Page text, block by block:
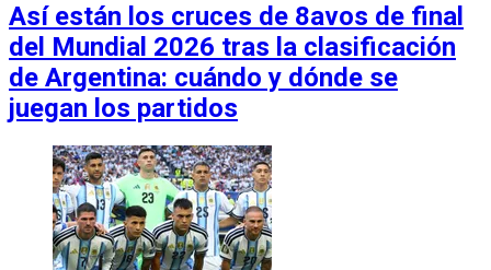
Así están los cruces de 8avos de final
del Mundial 2026 tras la clasificación
de Argentina: cuándo y dónde se
juegan los partidos